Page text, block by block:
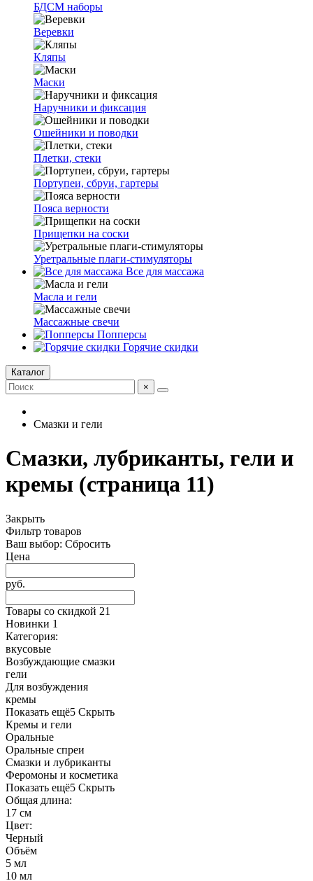
БДСМ наборы
Веревки
Кляпы
Маски
Наручники и фиксация
Ошейники и поводки
Плетки, стеки
Портупеи, сбруи, гартеры
Пояса верности
Прищепки на соски
Уретральные плаги-стимуляторы
Все для массажа
Масла и гели
Массажные свечи
Попперсы
Горячие скидки
Каталог
×
Смазки и гели
Смазки, лубриканты, гели и
кремы (страница 11)
Закрыть
Фильтр товаров
Ваш выбор: Сбросить
Цена
руб.
Товары со скидкой 21
Новинки 1
Категория:
вкусовые
Возбуждающие смазки
гели
Для возбуждения
кремы
Показать ещё5 Скрыть
Кремы и гели
Оральные
Оральные спреи
Смазки и лубриканты
Феромоны и косметика
Показать ещё5 Скрыть
Общая длина:
17 см
Цвет:
Черный
Объём
5 мл
10 мл